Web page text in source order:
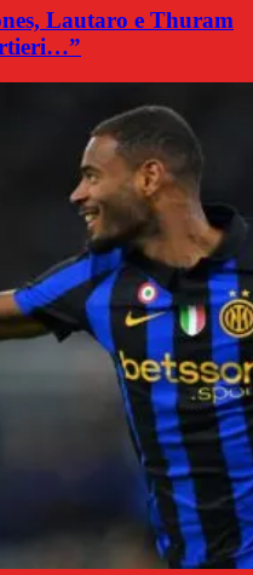
Lautaro e Thuram